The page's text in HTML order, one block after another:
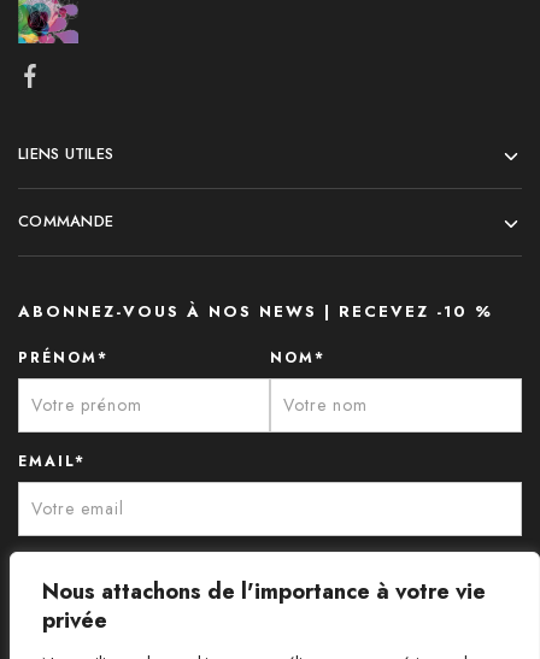
Nous attachons de l'importance à votre vie
privée
LIENS UTILES
COMMANDE
ABONNEZ-VOUS À NOS NEWS | RECEVEZ -10 %
PRÉNOM* NOM*
EMAIL*